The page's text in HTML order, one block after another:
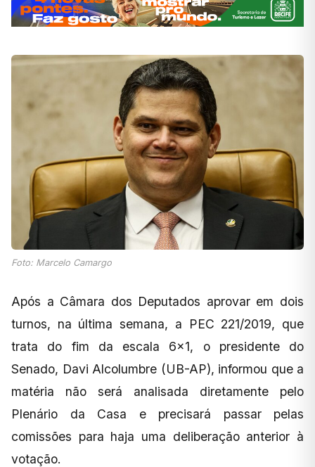
Foto: Marcelo Camargo
Após a Câmara dos Deputados aprovar em dois
turnos, na última semana, a PEC 221/2019, que
trata do fim da escala 6×1, o presidente do
Senado, Davi Alcolumbre (UB-AP), informou que a
matéria não será analisada diretamente pelo
Plenário da Casa e precisará passar pelas
comissões para haja uma deliberação anterior à
votação.